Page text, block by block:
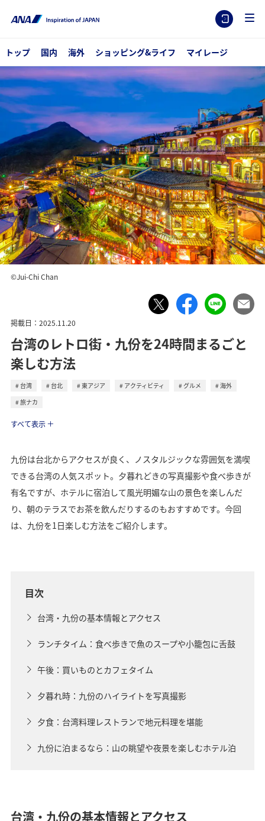
トップ 国内 海外 ショッピング&ライフ マイレージ
©Jui-Chi Chan
掲載日：2025.11.20
台湾のレトロ街・九份を24時間まるごと
楽しむ方法
台湾 台北 東アジア アクティビティ グルメ
海外
旅ナカ
すべて表示
九份は台北からアクセスが良く、ノスタルジックな雰囲気を満喫
できる台湾の人気スポット。夕暮れどきの写真撮影や食べ歩きが
有名ですが、ホテルに宿泊して風光明媚な山の景色を楽しんだ
り、朝のテラスでお茶を飲んだりするのもおすすめです。今回
は、九份を1日楽しむ方法をご紹介します。
目次
台湾・九份の基本情報とアクセス
ランチタイム：食べ歩きで魚のスープや小籠包に舌鼓
午後：買いものとカフェタイム
夕暮れ時：九份のハイライトを写真撮影
夕食：台湾料理レストランで地元料理を堪能
九份に泊まるなら：山の眺望や夜景を楽しむホテル泊
台湾・九份の基本情報とアクセス